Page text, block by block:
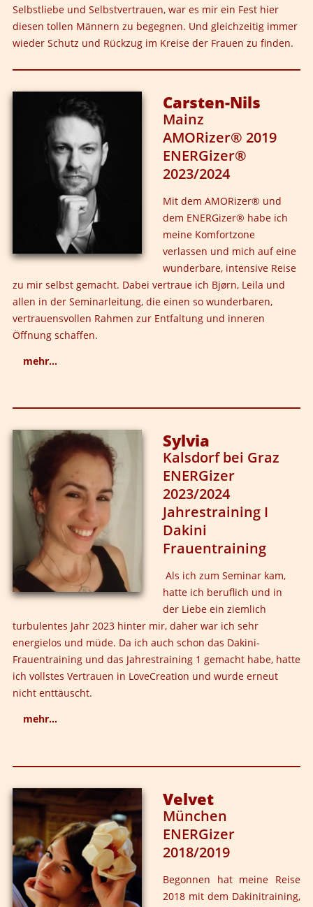
Selbstliebe und Selbstvertrauen, war es mir ein Fest hier
diesen tollen Männern zu begegnen. Und gleichzeitig immer
wieder Schutz und Rückzug im Kreise der Frauen zu finden.
Carsten-Nils
Mainz
AMORizer® 2019
ENERGizer®
2023/2024
Mit dem AMORizer® und
dem ENERGizer® habe ich
meine Komfortzone
verlassen und mich auf eine
wunderbare, intensive Reise
zu mir selbst gemacht. Dabei vertraue ich Bjørn, Leila und
allen in der Seminarleitung, die einen so wunderbaren,
vertrauensvollen Rahmen zur Entfaltung und inneren
Öffnung schaffen.
mehr...
Seminar ehrliches und authentisches Feedback von
anderen Teilnehmern und Teilnehmerinnen holen zu
können. Im echten Leben erhalten wir auf unsere
Fragen meist keine Antworten. Das Feedback, das ich im
Seminar erhalten habe, hält mir den Spiegel vor. Es ist
manchmal hart es zu hören. Dafür ist es sehr heilsam.
Meine Reise bei LoveCreation® geht weiter...
Sylvia
Kalsdorf bei Graz
ENERGizer
2023/2024
Jahrestraining I
Dakini
Frauentraining
Als ich zum Seminar kam,
hatte ich beruflich und in
der Liebe ein ziemlich
turbulentes Jahr 2023 hinter mir, daher war ich sehr
energielos und müde. Da ich auch schon das Dakini-
Frauentraining und das Jahrestraining 1 gemacht habe, hatte
ich vollstes Vertrauen in LoveCreation und wurde erneut
nicht enttäuscht.
mehr...
Beziehung verarbeiten, meinen Selbstwert sowie mein
Vertrauen zu mir stärken und wieder neue Energie für
das kommende Jahr tanken. Insgesamt war diese Woche
für mich sehr heilsam und by the way ein Silvester der
ganz besonders schönen und aufregenden Art! Vielen
Dank!
Velvet
München
ENERGizer
2018/2019
Begonnen hat meine Reise
2018 mit dem Dakinitraining,